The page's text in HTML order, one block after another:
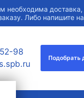
Либо напишите
98
Подобрать